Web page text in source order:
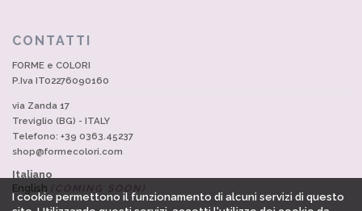
CONTATTI
FORME e COLORI
P.Iva IT02276090160
via Zanda 17
Treviglio (BG) - ITALY
Telefono: +39 0363.45237
shop@formecolori.com
Italiano
English (COMING SOON)
I cookie permettono il funzionamento di alcuni servizi di questo